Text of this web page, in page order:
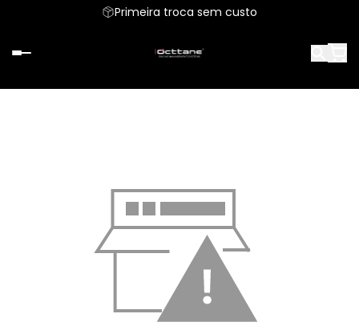
Parcele em até 6x sem juros
Primeira troca sem custo